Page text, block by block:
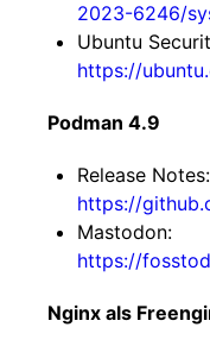
2023-6246/
Ubuntu
https://
Podman 4.9
Release Notes:
https://
Mastodon:
https://
Nginx als